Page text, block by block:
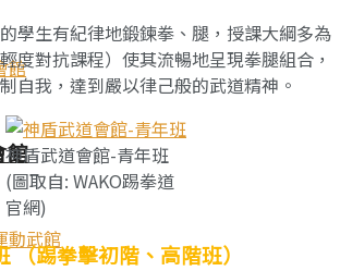
館
學生有紀律地鍛鍊拳、腿，授課大綱多為
度對抗課程）使其流暢地呈現拳腿組合，
自我，達到嚴以律己般的武道精神。
神盾武道會館-青年班
(圖取自: WAKO踢拳道
官網)
（踢拳擊初階、高階班）